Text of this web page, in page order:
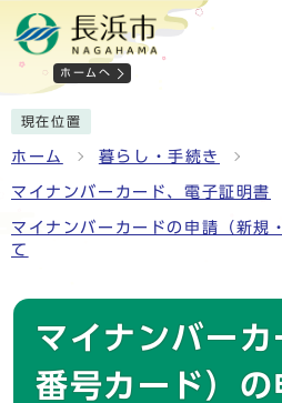
ホームへ
現在位置
ホーム 暮らし・手続き
マイナンバーカード、電子証明書
マイナンバーカードの申請（新規
て
マイナンバーカ
番号カード）の